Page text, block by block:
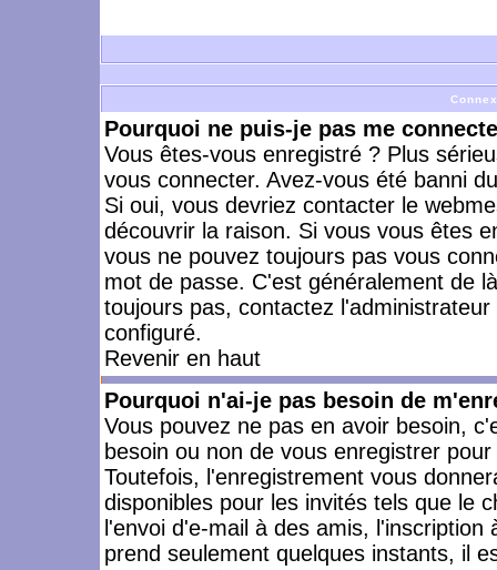
Pourquoi ne puis-je pas me
Vous êtes-vous enregistré ? Plus
vous connecter. Avez-vous été banni
Si oui, vous devriez contacter le
découvrir la raison. Si vous vous êtes
vous ne pouvez toujours pas vous
mot de passe. C'est généralement de
toujours pas, contactez
configuré.
Revenir en haut
Pourquoi n'ai-je pas besoin de
Vous pouvez ne pas en avoir besoin,
besoin ou non de vous enregistrer
Toutefois, l'enregistrement vous
disponibles pour les invités tels que le
l'envoi d'e-mail à des amis,
prend seulement quelques instants, il